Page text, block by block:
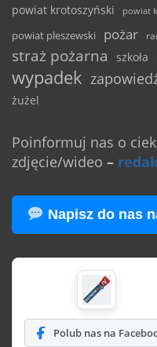
powiat krotoszyński powiat
powiat pleszewski pożar
straż pożarna szkoła
wypadek
żużel
Poinformuj nas o
zdjęcie/wideo –
Napisz do nas
Polub nas na